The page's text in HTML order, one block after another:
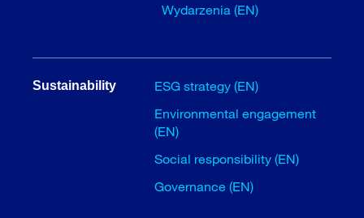
Wydarzenia (EN)
Sustainability
ESG strategy (EN)
Environmental engagement
(EN)
Social responsibility (EN)
Governance (EN)